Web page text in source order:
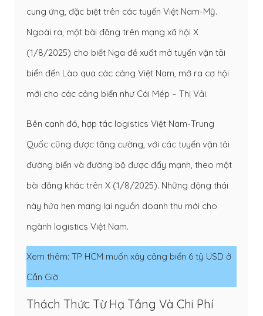
cung ứng, đặc biệt trên các tuyến Việt Nam-Mỹ.
Ngoài ra, một bài đăng trên mạng xã hội X
(1/8/2025) cho biết Nga đề xuất mở tuyến vận tải
biển đến Lào qua các cảng Việt Nam, mở ra cơ hội
mới cho các cảng biển như Cái Mép – Thị Vải.
Bên cạnh đó, hợp tác logistics Việt Nam-Trung
Quốc cũng được tăng cường, với các tuyến vận tải
đường biển và đường bộ được đẩy mạnh, theo một
bài đăng khác trên X (1/8/2025). Những động thái
này hứa hẹn mang lại nguồn doanh thu mới cho
ngành logistics Việt Nam.
Xem thêm: TP HCM muốn xây cảng biển 6 tỷ USD ở
Cần Giờ
Thách Thức Từ Hạ Tầng Và Chi Phí